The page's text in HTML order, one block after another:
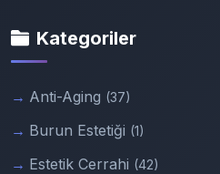
Kategoriler
Anti-Aging (37)
Burun Estetiği (1)
Estetik Cerrahi (42)